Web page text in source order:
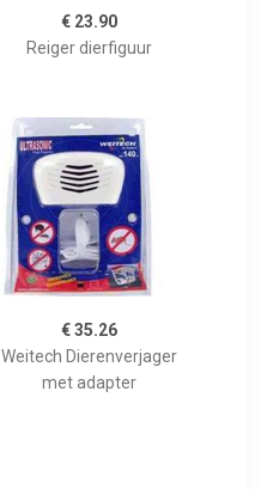
€ 23.90
Reiger dierfiguur
€ 35.26
Weitech Dierenverjager
met adapter